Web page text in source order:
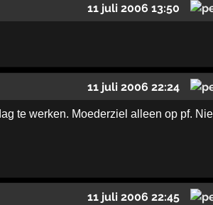
11 juli 2006 13:50
11 juli 2006 22:24
te werken. Moederziel alleen op pf.
11 juli 2006 22:45